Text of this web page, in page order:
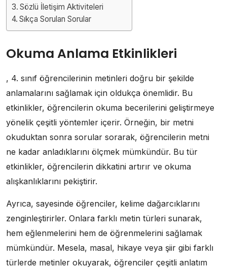
Sözlü İletişim Aktiviteleri
Sıkça Sorulan Sorular
Okuma Anlama Etkinlikleri
, 4. sınıf öğrencilerinin metinleri doğru bir şekilde
anlamalarını sağlamak için oldukça önemlidir. Bu
etkinlikler, öğrencilerin okuma becerilerini geliştirmeye
yönelik çeşitli yöntemler içerir. Örneğin, bir metni
okuduktan sonra sorular sorarak, öğrencilerin metni
ne kadar anladıklarını ölçmek mümkündür. Bu tür
etkinlikler, öğrencilerin dikkatini artırır ve okuma
alışkanlıklarını pekiştirir.
Ayrıca, sayesinde öğrenciler, kelime dağarcıklarını
zenginleştirirler. Onlara farklı metin türleri sunarak,
hem eğlenmelerini hem de öğrenmelerini sağlamak
mümkündür. Mesela, masal, hikaye veya şiir gibi farklı
türlerde metinler okuyarak, öğrenciler çeşitli anlatım